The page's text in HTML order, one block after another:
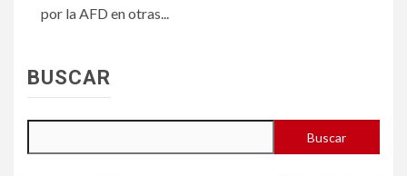
por la AFD en otras...
BUSCAR
Buscar